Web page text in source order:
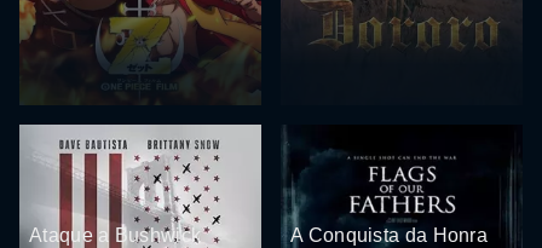
Ataque a Bushwick A Conquista da Honra